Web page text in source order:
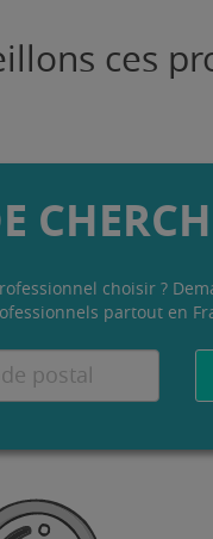
ces
choisir ?
partout en